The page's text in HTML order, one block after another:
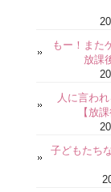
もー！また
放課
人に言わ
【放
子どもたち